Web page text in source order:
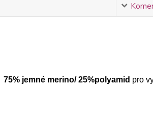
75% jemné merino/ 25%polyamid pro